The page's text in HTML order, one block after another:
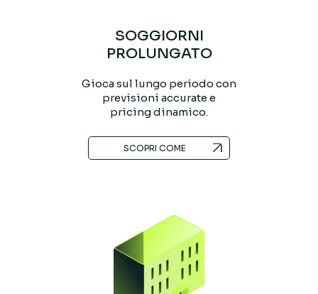
SOGGIORNI
PROLUNGATO
Gioca sul lungo periodo con
previsioni accurate e
pricing dinamico.
SCOPRI COME